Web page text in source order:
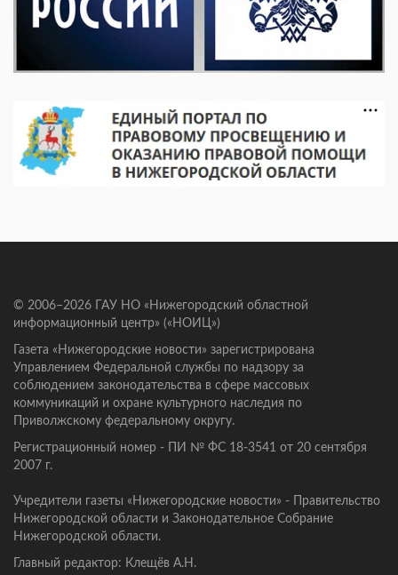
© 2006–2026 ГАУ НО «Нижегородский областной
информационный центр» («НОИЦ»)
Газета «Нижегородские новости» зарегистрирована
Управлением Федеральной службы по надзору за
соблюдением законодательства в сфере массовых
коммуникаций и охране культурного наследия по
Приволжскому федеральному округу.
Регистрационный номер - ПИ № ФС 18-3541 от 20 сентября
2007 г.
Учредители газеты «Нижегородские новости» - Правительство
Нижегородской области и Законодательное Собрание
Нижегородской области.
Главный редактор: Клещёв А.Н.